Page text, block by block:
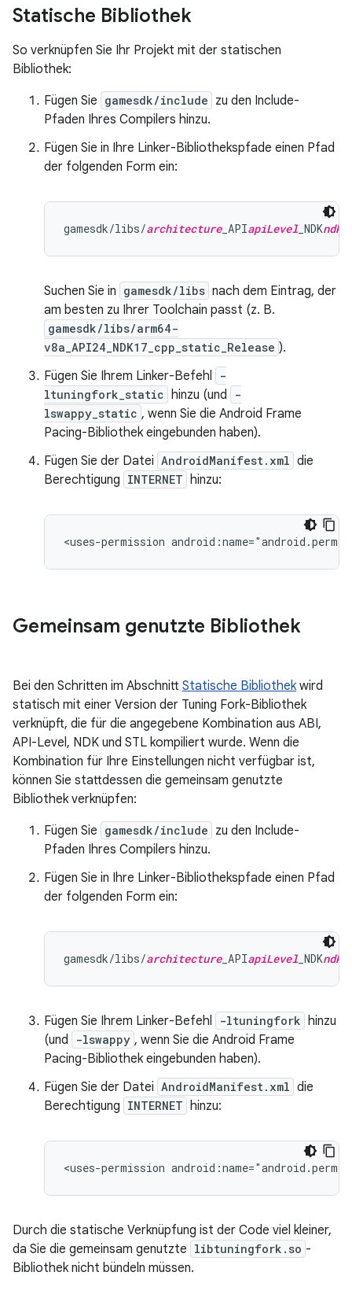
Statische Bibliothek
So verknüpfen Sie Ihr Projekt mit der statischen
Bibliothek:
Fügen Sie gamesdk/include zu den Include-
Pfaden Ihres Compilers hinzu.
Fügen Sie in Ihre Linker-Bibliothekspfade einen Pfad
der folgenden Form ein:
gamesdk/libs/architecture_APIapiLevel _NDK
Suchen Sie in gamesdk/libs nach dem Eintrag, der
am besten zu Ihrer Toolchain passt (z. B.
gamesdk/libs/arm64-
v8a_API24_NDK17_cpp_static_Release ).
Fügen Sie Ihrem Linker-Befehl
-
ltuningfork_static hinzu (und
-
lswappy_static , wenn Sie die Android Frame
Pacing-Bibliothek eingebunden haben).
Fügen Sie der Datei AndroidManifest.xml die
Berechtigung INTERNET hinzu:
<uses-permission
Gemeinsam genutzte Bibliothek
Bei den Schritten im Abschnitt Statische Bibliothekwird
statisch mit einer Version der Tuning Fork-Bibliothek
verknüpft, die für die angegebene Kombination aus ABI,
API-Level, NDK und STL kompiliert wurde. Wenn die
Kombination für Ihre Einstellungen nicht verfügbar ist,
können Sie stattdessen die gemeinsam genutzte
Bibliothek verknüpfen:
Fügen Sie gamesdk/include zu den Include-
Pfaden Ihres Compilers hinzu.
Fügen Sie in Ihre Linker-Bibliothekspfade einen Pfad
der folgenden Form ein:
gamesdk/libs/architecture_APIapiLevel _NDK
Fügen Sie Ihrem Linker-Befehl -ltuningfork hinzu
(und
-lswappy , wenn Sie die Android Frame
Pacing-Bibliothek eingebunden haben).
Fügen Sie der Datei AndroidManifest.xml die
Berechtigung INTERNET hinzu:
<uses-permission
Durch die statische Verknüpfung ist der Code viel kleiner,
da Sie die gemeinsam genutzte libtuningfork.so -
Bibliothek nicht bündeln müssen.